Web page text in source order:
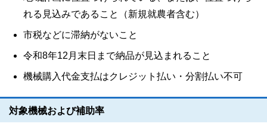
れる見込みであること（新規就農者含む）
市税などに滞納がないこと
令和8年12月末日まで納品が見込まれること
機械購入代金支払はクレジット払い・分割払い不可
対象機械および補助率